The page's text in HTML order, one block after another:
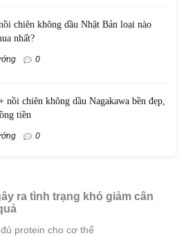
chiên không dầu Nhật Bản loại nào
nhất?
0
nồi chiên không dầu Nagakawa bền đẹp,
tiền
0
ra tình trạng khó giảm cân
protein cho cơ thể